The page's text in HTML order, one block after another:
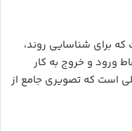
که برای شناسایی روند،
ورود و خروج به کار
است که تصویری جامع از